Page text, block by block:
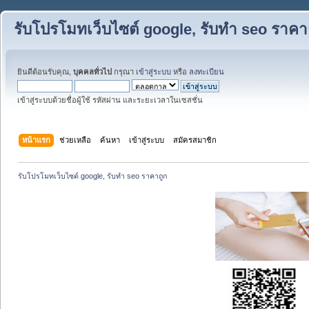
รับโปรโมทเว็บไซต์ google, รับทำ seo ราค
ยินดีต้อนรับคุณ, บุคคลทั่วไป กรุณา เข้าสู่ระบบ หรือ ลงทะเบียน
เข้าสู่ระบบด้วยชื่อผู้ใช้ รหัสผ่าน และระยะเวลาในเซสชั่น
หน้าแรก ช่วยเหลือ ค้นหา เข้าสู่ระบบ สมัครสมาชิก
รับโปรโมทเว็บไซต์ google, รับทำ seo ราคาถูก